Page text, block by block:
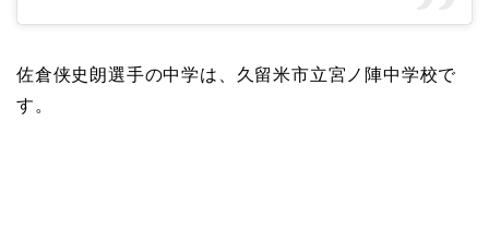
佐倉侠史朗選手の中学は、久留米市立宮ノ陣中学校で
す。